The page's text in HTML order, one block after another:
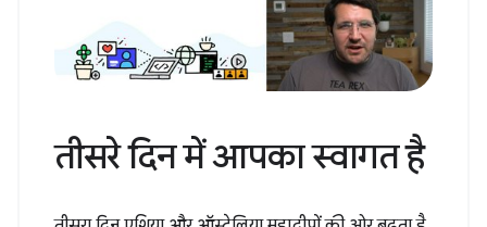
तीसरे दिन में आपका स्वागत है